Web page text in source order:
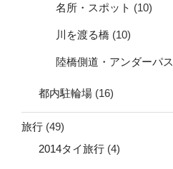
名所・スポット (10)
川を渡る橋 (10)
陸橋側道・アンダーパス
都内駐輪場 (16)
旅行 (49)
2014タイ旅行 (4)